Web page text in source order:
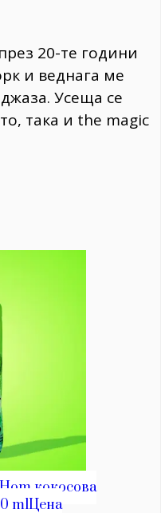
20-те години
и веднага ме
Усеща се
така и the magic